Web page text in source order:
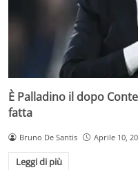
È Palladino il dopo
fatta
Bruno De Santis Aprile 10,
Leggi di più